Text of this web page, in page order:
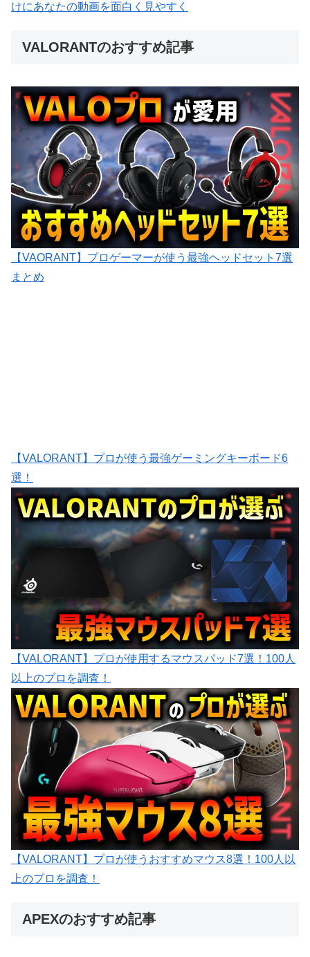
けにあなたの動画を面白く見やすく
VALORANTのおすすめ記事
【VAORANT】プロゲーマーが使う最強ヘッドセット7選
まとめ
【VALORANT】プロが使う最強ゲーミングキーボード6
選！
【VALORANT】プロが使用するマウスパッド7選！100人
以上のプロを調査！
【VALORANT】プロが使うおすすめマウス8選！100人以
上のプロを調査！
APEXのおすすめ記事